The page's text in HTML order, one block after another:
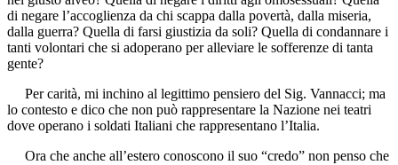
di negare l’accoglienza da chi scappa dalla povertà, dalla miseria,
dalla guerra? Quella di farsi giustizia da soli? Quella di condannare i
tanti volontari che si adoperano per alleviare le sofferenze di tanta
gente?
Per carità, mi inchino al legittimo pensiero del Sig. Vannacci; ma
lo contesto e dico che non può rappresentare la Nazione nei teatri
dove operano i soldati Italiani che rappresentano l’Italia.
Ora che anche all’estero conoscono il suo “credo” non penso che